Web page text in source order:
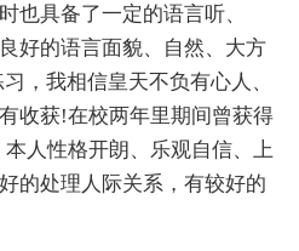
也具备了一定的语言听、
好的语言面貌、自然、大方
，我相信皇天不负有心人、
收获!在校两年里期间曾获得
人性格开朗、乐观自信、上
的处理人际关系，有较好的